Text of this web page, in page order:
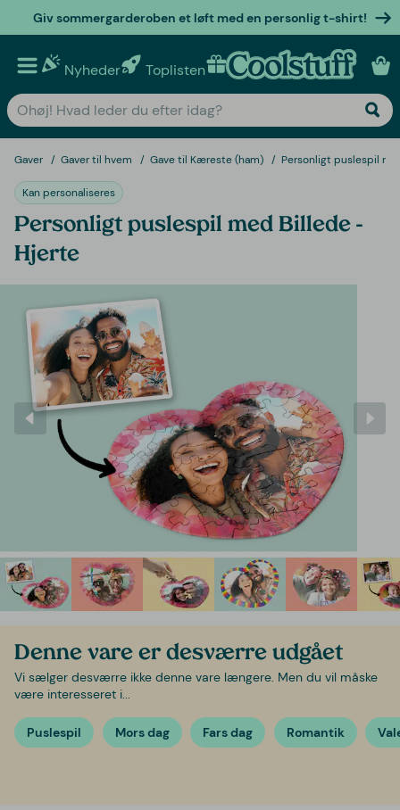
Giv sommergarderoben et løft med en personlig t-shirt!
Nyheder Toplisten Personlige gaver
Gaver Gaver til hvem Gave til Kæreste (ham) Personligt puslespil
Kan personaliseres
Personligt puslespil med Billede -
Hjerte
Denne vare er desværre udgået
Vi sælger desværre ikke denne vare længere. Men du vil måske
være interesseret i...
Puslespil Mors dag Fars dag Romantik